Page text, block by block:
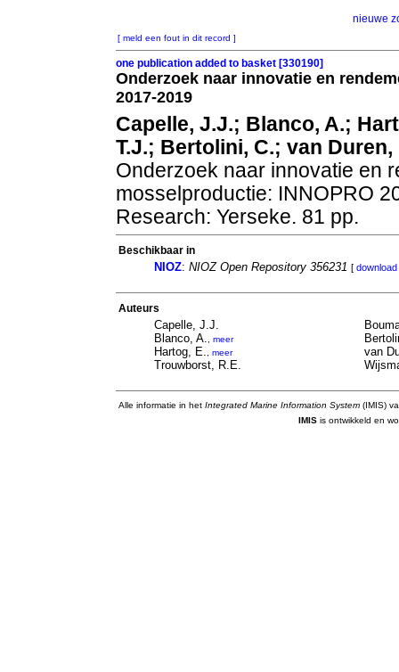
nieuwe
[ meld een fout in dit record ]
one publication added to basket [330190]
Onderzoek naar innovatie en
2017-2019
Capelle, J.J.; Blanco, A.;
T.J.; Bertolini, C.; van
Onderzoek naar innovatie en
mosselproductie: INNOPRO
Research: Yerseke. 81 pp.
Beschikbaar in
NIOZ: NIOZ Open Repository 356231 [ download
Auteurs
Capelle, J.J.
Blanco, A.
meer
Hartog, E. meer
Trouwborst, R.E.
van
Alle informatie in het Integrated Marine Information System (IMIS)
IMIS is ontwikkeld en